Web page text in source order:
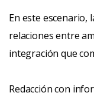
En este escenario,
relaciones entre
integración que
Redacción con